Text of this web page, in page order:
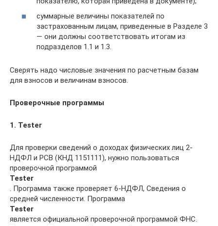
суммарные величины показателей по
застрахованным лицам, приведенные в Разделе 3
— они должны соответствовать итогам из
подразделов 1.1 и 1.3.
Сверять надо числовые значения по расчетным базам
для взносов и величинам взносов.
Проверочные программы
1. Tester
Для проверки сведений о доходах физических лиц 2-
НДФЛ и РСВ (КНД 1151111), нужно пользоваться
проверочной программой
Tester
. Программа также проверяет 6-НДФЛ, Сведения о
средней численности. Программа
Tester
является официальной проверочной программой ФНС.